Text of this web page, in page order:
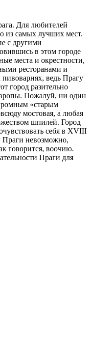
Для любителей
из самых лучших мест.
с другими
в этом городе
места и окрестности,
ресторанами и
ведь Прагу
город разительно
Пожалуй, ни один
«старым
мостовая, а любая
шпилей. Город
себя в XVIII
Праги невозможно,
говорится, воочию.
Праги для